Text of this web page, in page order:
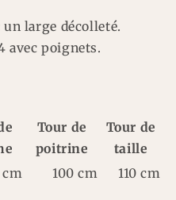
large décolleté.
avec poignets.
Tour de
poitrine
Tour de
taille
cm 100 cm 110 cm